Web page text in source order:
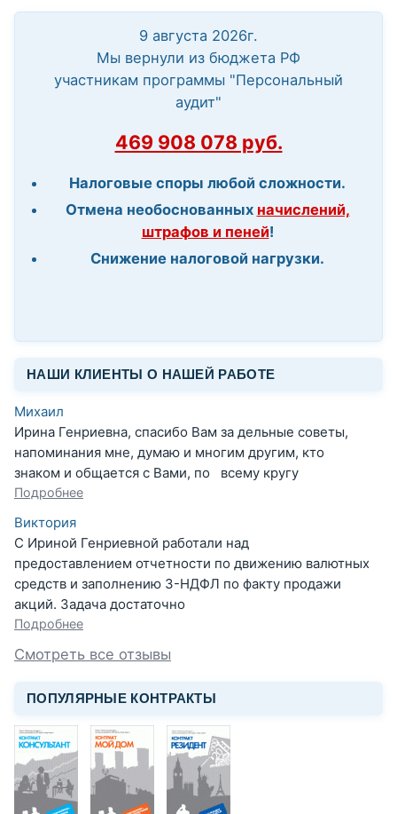
9 августа 2026г.
Мы вернули из бюджета РФ
участникам программы "Персональный
аудит"
469 908 078 руб.
Налоговые споры любой сложности.
Отмена необоснованных начислений,
штрафов и пеней!
Снижение налоговой нагрузки.
НАШИ КЛИЕНТЫ О НАШЕЙ РАБОТЕ
Михаил
Ирина Генриевна, спасибо Вам за дельные советы,
напоминания мне, думаю и многим другим, кто
знаком и общается с Вами, по всему кругу
Подробнее
Виктория
С Ириной Генриевной работали над
предоставлением отчетности по движению валютных
средств и заполнению 3-НДФЛ по факту продажи
акций. Задача достаточно
Подробнее
Смотреть все отзывы
ПОПУЛЯРНЫЕ КОНТРАКТЫ